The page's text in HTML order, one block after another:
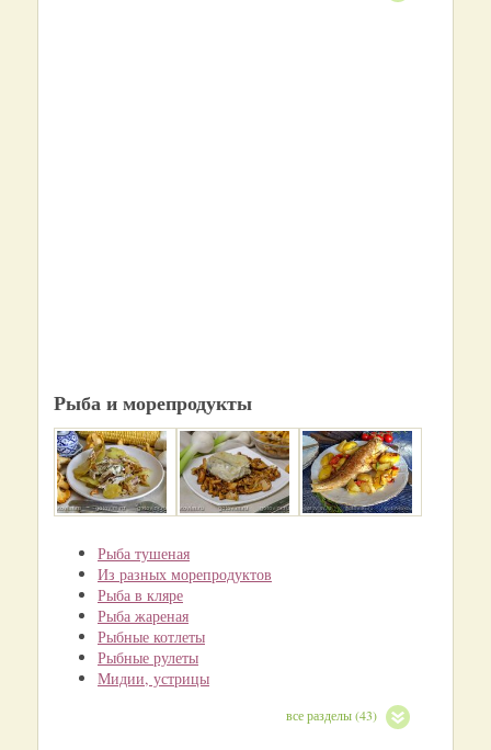
Рыба и морепродукты
Рыба тушеная
Из разных морепродуктов
Рыба в кляре
Рыба жареная
Рыбные котлеты
Рыбные рулеты
Мидии, устрицы
все разделы (43)